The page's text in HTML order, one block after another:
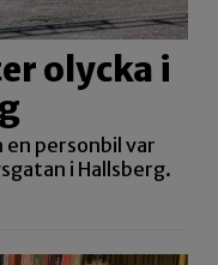
olycka i
en personbil var
i Hallsberg.